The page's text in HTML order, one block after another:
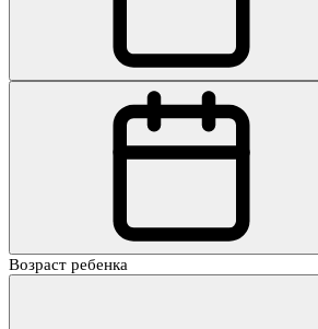
Возраст ребенка